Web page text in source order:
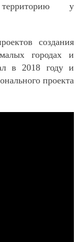
у
создания
городах и
в 2018 году и
проекта